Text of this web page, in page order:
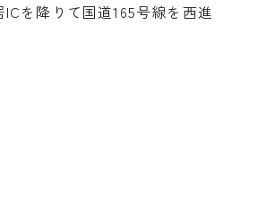
を降りて国道165号線を西進